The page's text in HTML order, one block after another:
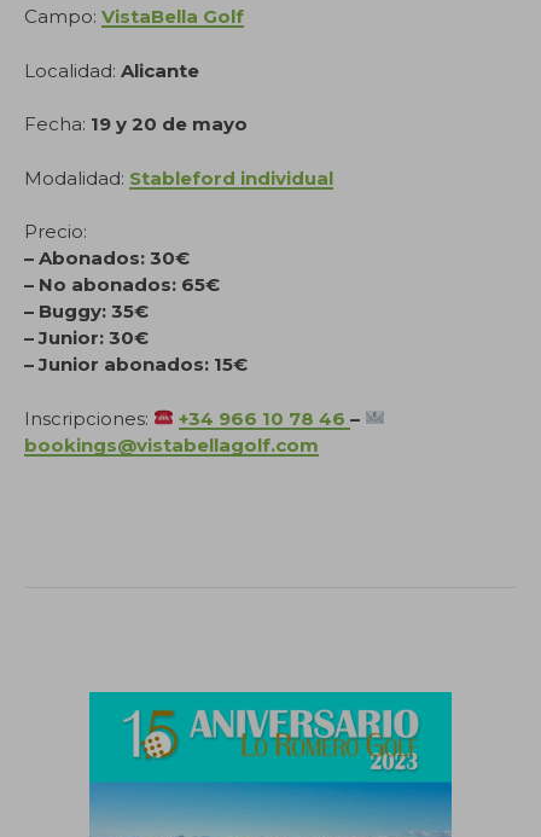
Campo: VistaBella Golf
Localidad: Alicante
Fecha: 19 y 20 de mayo
Modalidad: Stableford individual
Precio:
– Abonados: 30€
– No abonados: 65€
– Buggy: 35€
– Junior: 30€
– Junior abonados: 15€
Inscripciones: +34 966 10 78 46–
bookings@vistabellagolf.com